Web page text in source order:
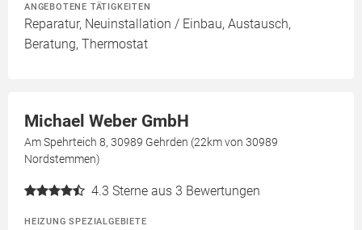
ANGEBOTENE TÄTIGKEITEN
Reparatur, Neuinstallation / Einbau, Austausch,
Beratung, Thermostat
Michael Weber GmbH
Am Spehrteich 8, 30989 Gehrden (22km von 30989
Nordstemmen)
4.3 Sterne aus 3 Bewertungen
HEIZUNG SPEZIALGEBIETE